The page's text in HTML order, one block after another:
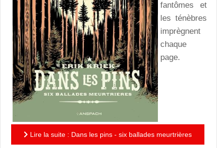
fantômes et
les ténèbres
imprègnent
chaque
page.
Lire la suite : Dans les pins - six ballades meurtrières